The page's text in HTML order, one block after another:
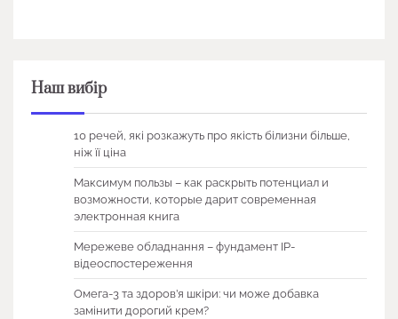
Наш вибір
10 речей, які розкажуть про якість білизни більше,
ніж її ціна
Максимум пользы – как раскрыть потенциал и
возможности, которые дарит современная
электронная книга
Мережеве обладнання – фундамент IP-
відеоспостереження
Омега-3 та здоров’я шкіри: чи може добавка
замінити дорогий крем?